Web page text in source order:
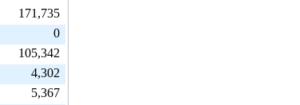
171,735
0
105,342
4,302
5,367